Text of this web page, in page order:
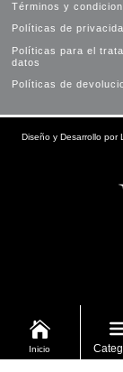
Términos y
Políticas de
Políticas para el
datos
Políticas de
Diseño y Desarrollo por

Inicio